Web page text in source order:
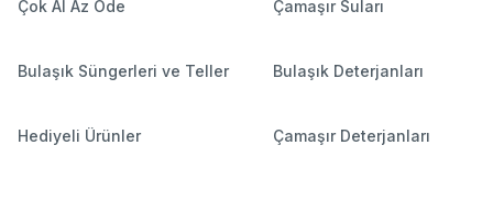
Çok Al Az Öde Çamaşır Suları
Bulaşık Süngerleri ve Teller Bulaşık Deterjanları
Hediyeli Ürünler Çamaşır Deterjanları